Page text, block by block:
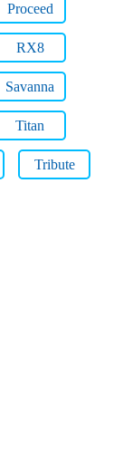
Proceed
RX8
Savanna
Titan
Tribute